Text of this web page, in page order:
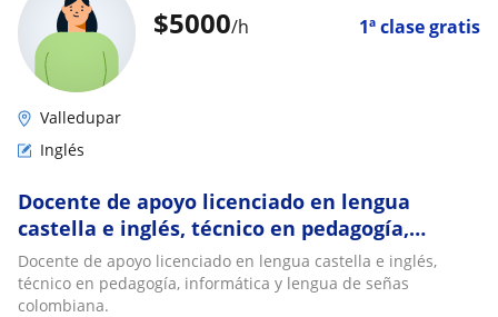
$5000/h 1ª clase gratis
Valledupar
Inglés
Docente de apoyo licenciado en lengua
castella e inglés, técnico en pedagogía,
informática y lengua de señas colombiana
Docente de apoyo licenciado en lengua castella e inglés,
técnico en pedagogía, informática y lengua de señas
colombiana.